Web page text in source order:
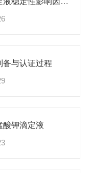
备与认证过程
酸钾滴定液